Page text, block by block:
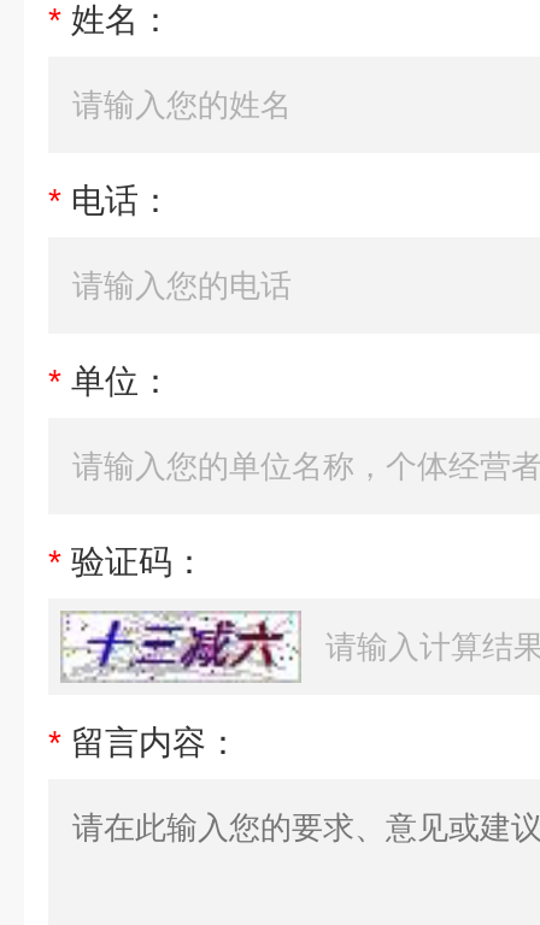
* 姓名：
* 电话：
* 单位：
* 验证码：
* 留言内容：